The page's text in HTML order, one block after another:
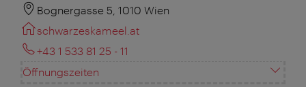
Bognergasse 5, 1010 Wien
schwarzeskameel.at
+43 1 533 81 25 - 11
Öffnungszeiten